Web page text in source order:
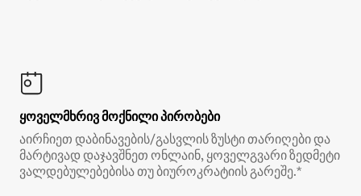
ყოველმხრივ მოქნილი პირობები
აირჩიეთ დაბინავების/გასვლის ზუსტი თარიღები და
მარტივად დაჯავშნეთ ონლაინ, ყოველგვარი ზედმეტი
ვალდებულებებისა თუ ბიუროკრატიის გარეშე.*